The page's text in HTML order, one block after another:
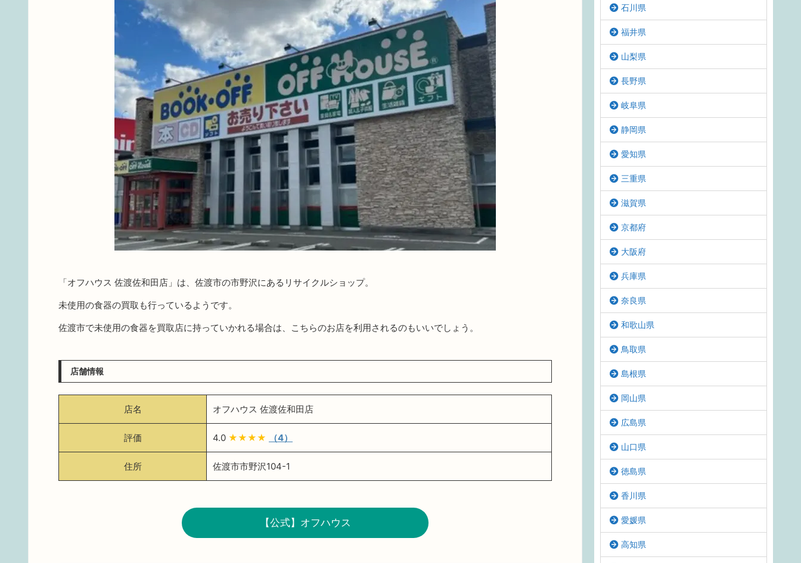
「オフハウス 佐渡佐和田店」は、佐渡市の市野沢にあるリサイクルショップ。
未使用の食器の買取も行っているようです。
佐渡市で未使用の食器を買取店に持っていかれる場合は、こちらのお店を利用されるのもいいでしょう。
店舗情報
店名 オフハウス 佐渡佐和田店
評価 4.0 ★★★★ （4）
住所 佐渡市市野沢104-1
【公式】オフハウス
石川県
福井県
山梨県
長野県
岐阜県
静岡県
愛知県
三重県
滋賀県
京都府
大阪府
兵庫県
奈良県
和歌山県
鳥取県
島根県
岡山県
広島県
山口県
徳島県
香川県
愛媛県
高知県